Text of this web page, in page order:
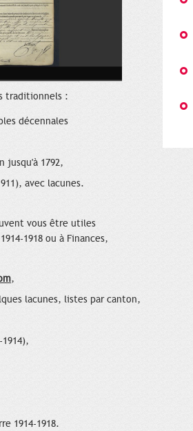
traditionnels :
décennales
jusqu'à 1792,
avec lacunes.
vous être utiles
1918 ou à Finances,
,
lacunes, listes par canton,
1914-1918.